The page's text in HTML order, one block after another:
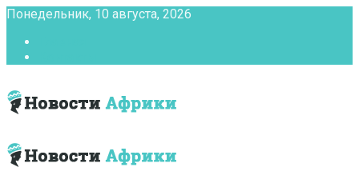
Понедельник, 10 августа, 2026